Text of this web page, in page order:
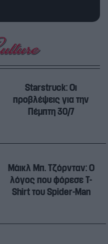
Starstruck: Οι
προβλέψεις για την
Πέμπτη 30/7
Μάικλ Μπ. Τζόρνταν: Ο
λόγος που φόρεσε T-
Shirt του Spider-Man